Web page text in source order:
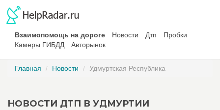
Взаимопомощь на дороге Новости Дтп
Пробки
Камеры ГИБДД
Авторынок
Главная Новости Удмуртская Республика
НОВОСТИ ДТП В УДМУРТИИ